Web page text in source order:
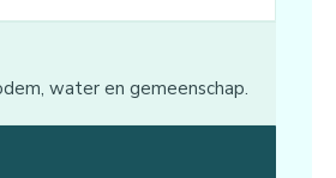
water en gemeenschap.